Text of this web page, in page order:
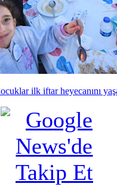
ilk iftar heyecanını